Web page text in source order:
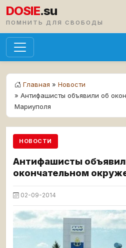
DOSIE.su
ПОМНИТЬ ДЛЯ СВОБОДЫ
Главная » Новости
» Антифашисты объявили об
Мариуполя
НОВОСТИ
Антифашисты
окончательном
02-09-2014